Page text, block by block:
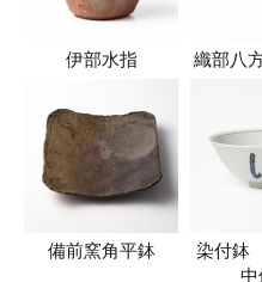
伊部水指 織部八
備前窯角平鉢
染付鉢
中